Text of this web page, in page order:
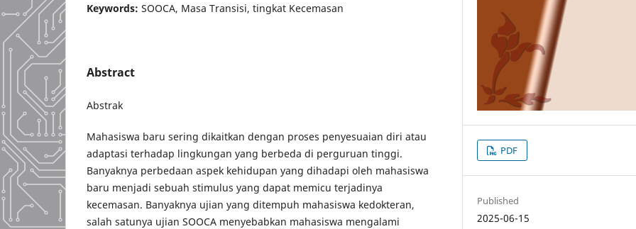
Keywords: SOOCA, Masa Transisi, tingkat Kecemasan
Abstract
Abstrak
Mahasiswa baru sering dikaitkan dengan proses penyesuaian diri atau
adaptasi terhadap lingkungan yang berbeda di perguruan tinggi.
Banyaknya perbedaan aspek kehidupan yang dihadapi oleh mahasiswa
baru menjadi sebuah stimulus yang dapat memicu terjadinya
kecemasan. Banyaknya ujian yang ditempuh mahasiswa kedokteran,
salah satunya ujian SOOCA menyebabkan mahasiswa mengalami
PDF
Published
2025-06-15